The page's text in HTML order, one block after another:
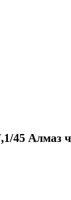
45 Алмаз